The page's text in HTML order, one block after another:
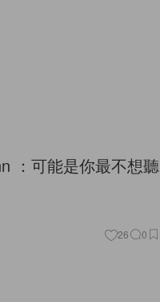
：可能是你最不想聽
26 0